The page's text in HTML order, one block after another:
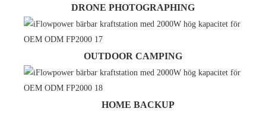
DRONE PHOTOGRAPHING
OUTDOOR CAMPING
HOME BACKUP